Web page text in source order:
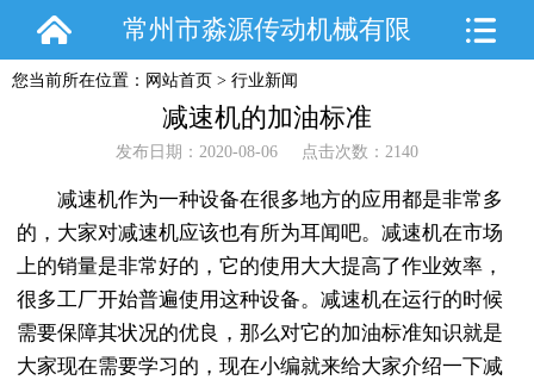
常州市淼源传动机械有限
公司
您当前所在位置： 网站首页 > 行业新闻
减速机的加油标准
发布日期：2020-08-06 点击次数：2140
减速机作为一种设备在很多地方的应用都是非常多
的，大家对减速机应该也有所为耳闻吧。减速机在市场
上的销量是非常好的，它的使用大大提高了作业效率，
很多工厂开始普遍使用这种设备。减速机在运行的时候
需要保障其状况的优良，那么对它的加油标准知识就是
大家现在需要学习的，现在小编就来给大家介绍一下减